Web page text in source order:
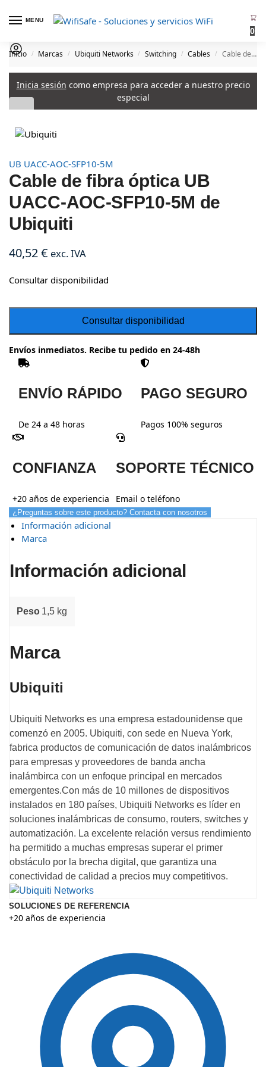
MENU
0
Inicio / Marcas / Ubiquiti Networks / Switching / Cables / Cable de fibra óptica UB UACC-AOC-SFP10-5M de Ubiquiti
Inicia sesión como empresa para acceder a nuestro precio
especial
UB UACC-AOC-SFP10-5M
Cable de fibra óptica UB
UACC-AOC-SFP10-5M de
Ubiquiti
40,52€ exc. IVA
Consultar disponibilidad
Envíos inmediatos. Recibe tu pedido en 24-48h
ENVÍO RÁPIDO
De 24 a 48 horas
PAGO SEGURO
Pagos 100% seguros
CONFIANZA
+20 años de experiencia
SOPORTE TÉCNICO
Email o teléfono
¿Preguntas sobre este producto? Contacta con nosotros
Información adicional
Marca
Información adicional
Peso 1,5 kg
Marca
Ubiquiti
Ubiquiti Networks es una empresa estadounidense que
comenzó en 2005. Ubiquiti, con sede en Nueva York,
fabrica productos de comunicación de datos inalámbricos
para empresas y proveedores de banda ancha
inalámbirca con un enfoque principal en mercados
emergentes.Con más de 10 millones de dispositivos
instalados en 180 países, Ubiquiti Networks es líder en
soluciones inalámbricas de consumo, routers, switches y
automatización. La excelente relación versus rendimiento
ha permitido a muchas empresas superar el primer
obstáculo por la brecha digital, que garantiza una
conectividad de calidad a precios muy competitivos.
SOLUCIONES DE REFERENCIA
+20 años de experiencia